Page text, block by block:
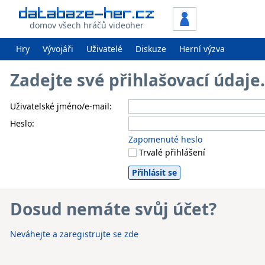
domov všech hráčů videoher
Hry Vývojáři Uživatelé Diskuze Herní výzva
Zadejte své přihlašovací
Uživatelské jméno/e-mail:
Heslo:
Zapomenuté heslo
Trvalé přihlášení
Dosud nemáte svůj účet?
Neváhejte a zaregistrujte se zde